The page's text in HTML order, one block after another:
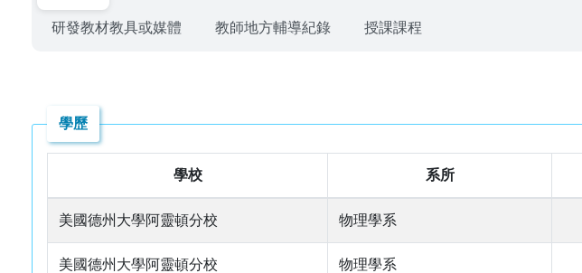
研發教材教具或媒體 教師地方輔導紀錄 授課課程
學歷
學校 系所
美國德州大學阿靈頓分校 物理學系
美國德州大學阿靈頓分校 物理學系